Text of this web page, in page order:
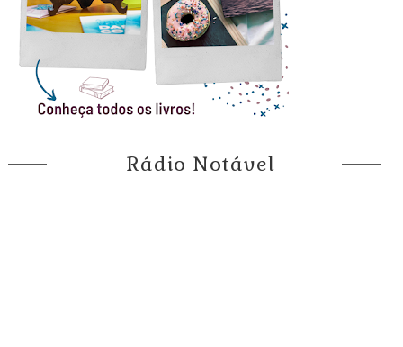
Rádio Notável